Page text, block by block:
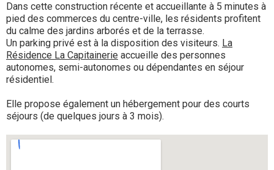
Dans cette construction récente et accueillante à 5 minutes à
pied des commerces du centre-ville, les résidents profitent
du calme des jardins arborés et de la terrasse.
Un parking privé est à la disposition des visiteurs. La
Résidence La Capitainerie accueille des personnes
autonomes, semi-autonomes ou dépendantes en séjour
résidentiel.
Elle propose également un hébergement pour des courts
séjours (de quelques jours à 3 mois).